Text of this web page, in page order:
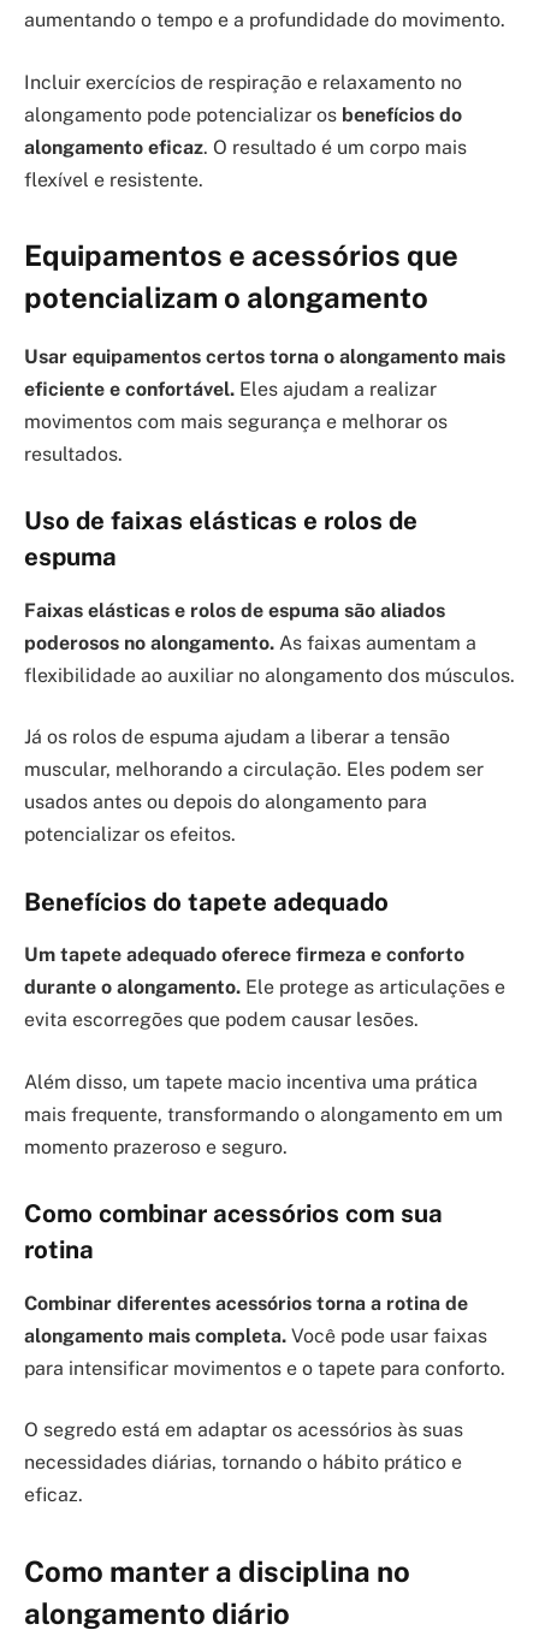
aumentando o tempo e a profundidade do movimento.
Incluir exercícios de respiração e relaxamento no
alongamento pode potencializar os benefícios do
alongamento eficaz. O resultado é um corpo mais
flexível e resistente.
Equipamentos e acessórios que
potencializam o alongamento
Usar equipamentos certos torna o alongamento mais
eficiente e confortável. Eles ajudam a realizar
movimentos com mais segurança e melhorar os
resultados.
Uso de faixas elásticas e rolos de
espuma
Faixas elásticas e rolos de espuma são aliados
poderosos no alongamento. As faixas aumentam a
flexibilidade ao auxiliar no alongamento dos músculos.
Já os rolos de espuma ajudam a liberar a tensão
muscular, melhorando a circulação. Eles podem ser
usados antes ou depois do alongamento para
potencializar os efeitos.
Benefícios do tapete adequado
Um tapete adequado oferece firmeza e conforto
durante o alongamento. Ele protege as articulações e
evita escorregões que podem causar lesões.
Além disso, um tapete macio incentiva uma prática
mais frequente, transformando o alongamento em um
momento prazeroso e seguro.
Como combinar acessórios com sua
rotina
Combinar diferentes acessórios torna a rotina de
alongamento mais completa. Você pode usar faixas
para intensificar movimentos e o tapete para conforto.
O segredo está em adaptar os acessórios às suas
necessidades diárias, tornando o hábito prático e
eficaz.
Como manter a disciplina no
alongamento diário